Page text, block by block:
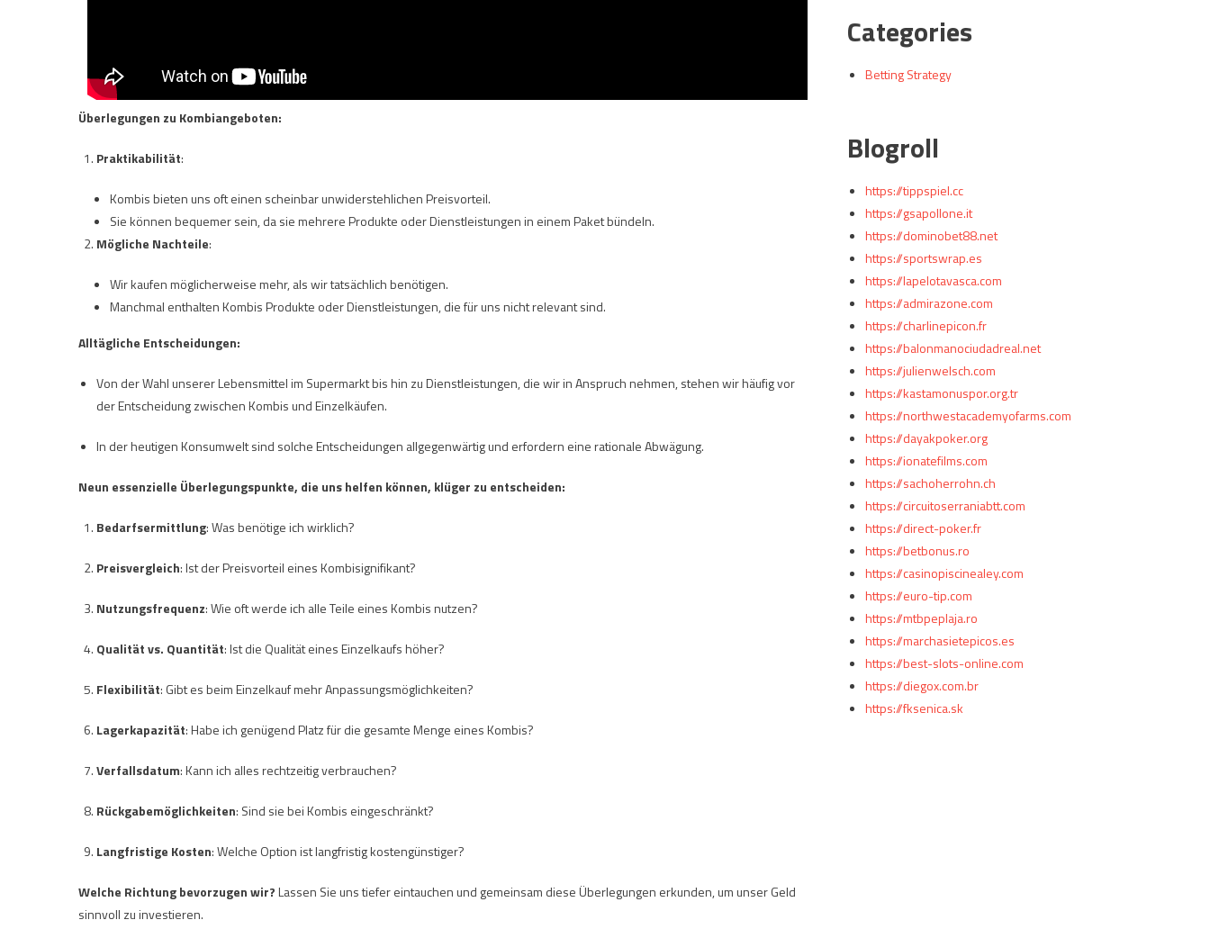
Überlegungen zu Kombiangeboten:
Praktikabilität:
Kombis bieten uns oft einen scheinbar unwiderstehlichen Preisvorteil.
Sie können bequemer sein, da sie mehrere Produkte oder Dienstleistungen in einem Paket bündeln.
Mögliche Nachteile:
Wir kaufen möglicherweise mehr, als wir tatsächlich benötigen.
Manchmal enthalten Kombis Produkte oder Dienstleistungen, die für uns nicht relevant sind.
Alltägliche Entscheidungen:
Von der Wahl unserer Lebensmittel im Supermarkt bis hin zu Dienstleistungen, die wir in Anspruch nehmen, stehen wir häufig vor
der Entscheidung zwischen Kombis und Einzelkäufen.
In der heutigen Konsumwelt sind solche Entscheidungen allgegenwärtig und erfordern eine rationale Abwägung.
Neun essenzielle Überlegungspunkte, die uns helfen können, klüger zu entscheiden:
Bedarfsermittlung: Was benötige ich wirklich?
Preisvergleich: Ist der Preisvorteil eines Kombisignifikant?
Nutzungsfrequenz: Wie oft werde ich alle Teile eines Kombis nutzen?
Qualität vs. Quantität: Ist die Qualität eines Einzelkaufs höher?
Flexibilität: Gibt es beim Einzelkauf mehr Anpassungsmöglichkeiten?
Lagerkapazität: Habe ich genügend Platz für die gesamte Menge eines Kombis?
Verfallsdatum: Kann ich alles rechtzeitig verbrauchen?
Rückgabemöglichkeiten: Sind sie bei Kombis eingeschränkt?
Langfristige Kosten: Welche Option ist langfristig kostengünstiger?
Welche Richtung bevorzugen wir?Lassen Sie uns tiefer eintauchen und gemeinsam diese Überlegungen erkunden, um unser Geld
sinnvoll zu investieren.
Categories
Betting Strategy
Blogroll
https://tippspiel.cc
https://gsapollone.it
https://dominobet88.net
https://sportswrap.es
https://lapelotavasca.com
https://admirazone.com
https://charlinepicon.fr
https://balonmanociudadreal.net
https://julienwelsch.com
https://kastamonuspor.org.tr
https://northwestacademyofarms.com
https://dayakpoker.org
https://ionatefilms.com
https://sachoherrohn.ch
https://circuitoserraniabtt.com
https://direct-poker.fr
https://betbonus.ro
https://casinopiscinealey.com
https://euro-tip.com
https://mtbpeplaja.ro
https://marchasietepicos.es
https://best-slots-online.com
https://diegox.com.br
https://fksenica.sk